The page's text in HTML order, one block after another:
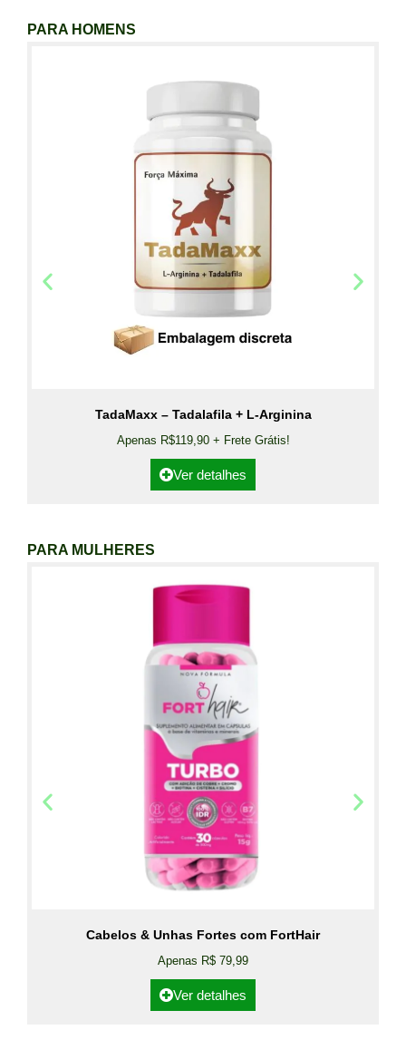
PARA HOMENS
TadaMaxx – Tadalafila + L-Arginina
Apenas R$119,90 + Frete Grátis!
Ver detalhes
PARA MULHERES
Cabelos & Unhas Fortes com FortHair
Apenas R$ 79,99
Ver detalhes